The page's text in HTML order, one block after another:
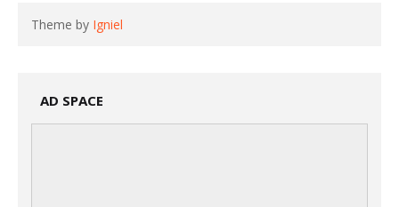
Theme by Igniel
AD SPACE